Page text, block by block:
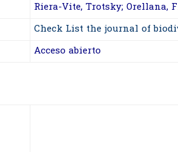
Riera-Vite, Trotsky; Orellana,
Check List the journal of
Acceso abierto